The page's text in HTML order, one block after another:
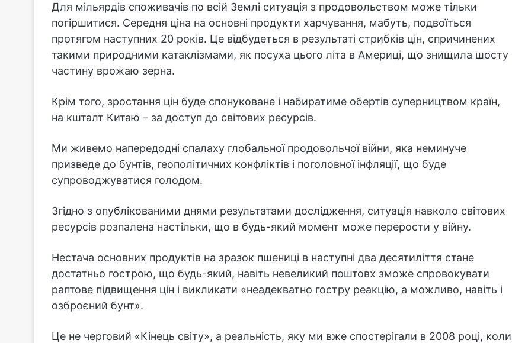
Для мільярдів споживачів по всій Землі ситуація з продовольством може тільки
погіршитися. Середня ціна на основні продукти харчування, мабуть, подвоїться
протягом наступних 20 років. Це відбудеться в результаті стрибків цін, спричинених
такими природними катаклізмами, як посуха цього літа в Америці, що знищила шосту
частину врожаю зерна.
Крім того, зростання цін буде спонуковане і набиратиме обертів суперництвом країн,
на кшталт Китаю – за доступ до світових ресурсів.
Ми живемо напередодні спалаху глобальної продовольчої війни, яка неминуче
призведе до бунтів, геополітичних конфліктів і поголовної інфляції, що буде
супроводжуватися голодом.
Згідно з опублікованими днями результатами дослідження, ситуація навколо світових
ресурсів розпалена настільки, що в будь-який момент може перерости у війну.
Нестача основних продуктів на зразок пшениці в наступні два десятиліття стане
достатньо гострою, що будь-який, навіть невеликий поштовх зможе спровокувати
раптове підвищення цін і викликати «неадекватно гостру реакцію, а можливо, навіть і
озброєний бунт».
Це не черговий «Кінець світу», а реальність, яку ми вже спостерігали в 2008 році, коли